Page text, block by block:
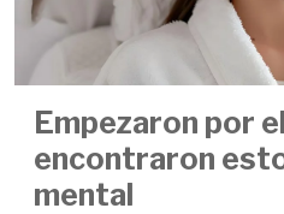
Empezaron por
encontraron
mental